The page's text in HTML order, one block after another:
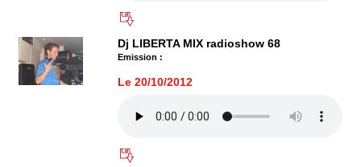
Dj LIBERTA MIX radioshow 68
Emission :
Le 20/10/2012